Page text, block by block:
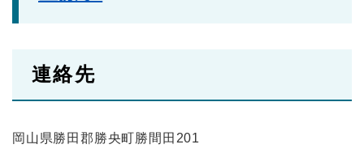
連絡先
岡山県勝田郡勝央町勝間田201